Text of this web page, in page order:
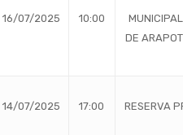
16/07/2025 10:00
MUNICIPAL
DE
14/07/2025 17:00 RESERVA